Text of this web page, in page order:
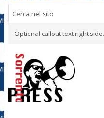
Optional callout text right side.